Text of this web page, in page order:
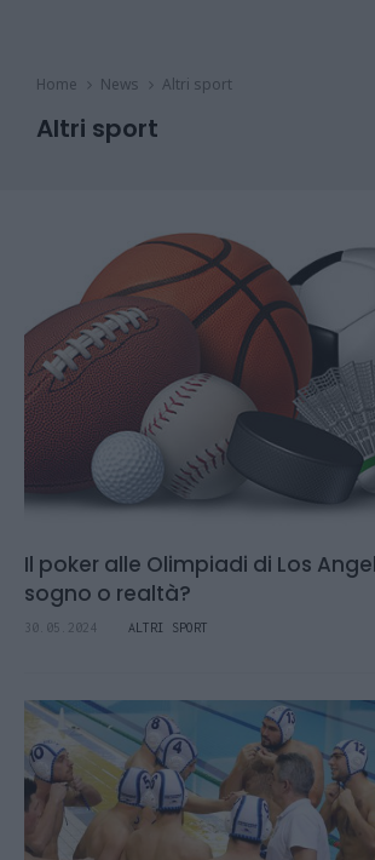
Home News Altri sport
Altri sport
Il poker alle Olimpiadi di Los
sogno o realtà?
30.05.2024 ALTRI SPORT